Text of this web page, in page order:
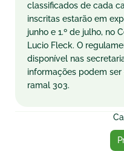
classificados de cada
inscritas estarão em
junho e 1.º de julho, no
Lucio Fleck. O
disponível nas
informações podem
ramal 303.